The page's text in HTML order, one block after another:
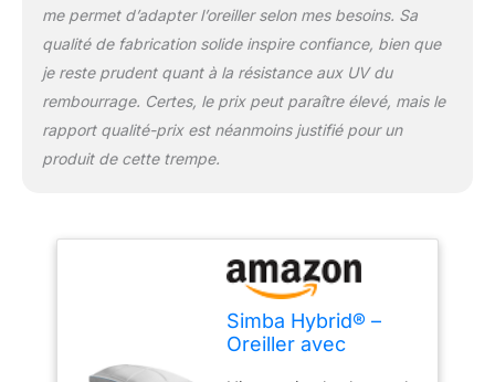
matériaux anti-
allergéniques et une
bordure en maille assure
une circulation d'air saine
dans l'oreiller.
Respectueux du climat :
l'environnement, tandis
que la couche de confort
Simba Renew est
fabriquée à partir de
fibres 100 % recyclées.
me permet d’adapter l’oreiller selon mes besoins. Sa
qualité de fabrication solide inspire confiance, bien que
je reste prudent quant à la résistance aux UV du
rembourrage. Certes, le prix peut paraître élevé, mais le
rapport qualité-prix est néanmoins justifié pour un
produit de cette trempe.
Simba Hybrid® –
Oreiller avec